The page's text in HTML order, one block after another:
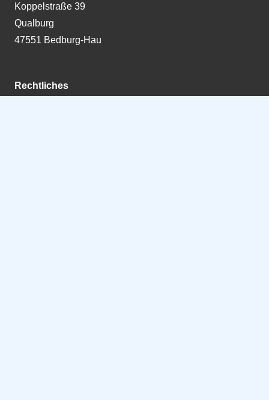
Koppelstraße 39
Qualburg
47551 Bedburg-Hau
Rechtliches